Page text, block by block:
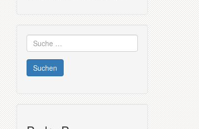
Suche
nach: